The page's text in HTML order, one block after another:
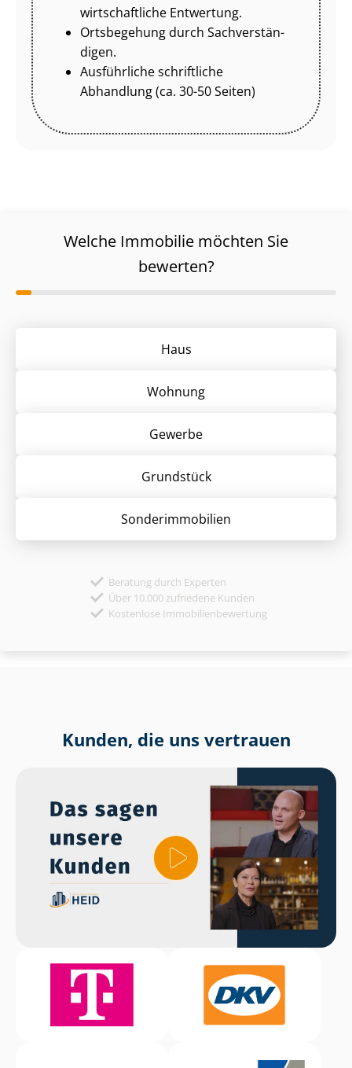
wirtschaftliche Entwertung.
Ortsbegehung durch Sach­ver­stän­
di­gen.
Ausführliche schriftliche
Abhandlung (ca. 30-50 Seiten)
Welche Immobilie möchten Sie
bewerten?
Haus
Wohnung
Gewerbe
Grund­stück
Sonder­immobilien
Beratung durch Experten
Über 10.000 zufriedene Kunden
Kostenlose Immobilienbewertung
Kunden, die uns vertrauen